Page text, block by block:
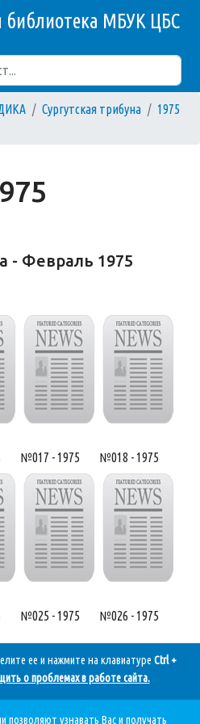
библиотека МБУК ЦБС
Сургутская трибуна
1975
- Февраль 1975
№017 - 1975 №018 - 1975
№025 - 1975 №026 - 1975
ее и нажмите на клавиатуре Ctrl +
о проблемах в работе сайта.
позволяют узнавать Вас и получать